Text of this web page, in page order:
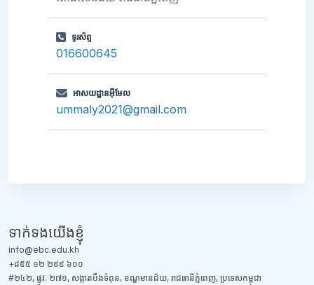
ទូរស័ព្ទ
016600645
អាសយដ្ឋានអ៊ីមែល
ummaly2021@gmail.com
ទាក់ទង​យើងខ្ញុំ
info@ebc.edu.kh
+៨៥៥ ១២ ២៩៩ ៦០០
#២៤២, ផ្លូវ. ២៧១, សង្កាតបឹងទំពុន, ខណ្ឌមានជ័យ, រាជធានីភ្នំពេញ, ប្រទេសកម្ពុជា